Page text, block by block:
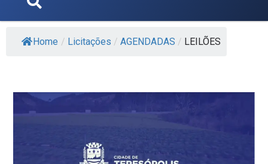
Home / Licitações / AGENDADAS / LEILÕES